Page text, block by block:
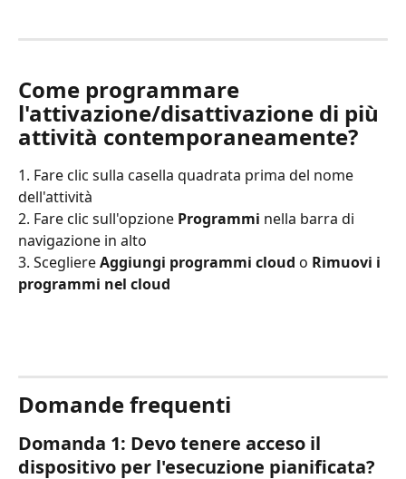
Come programmare
l'attivazione/disattivazione di più
attività contemporaneamente?
1. Fare clic sulla casella quadrata prima del nome
dell'attività
2. Fare clic sull'opzione Programmi nella barra di
navigazione in alto
3. Scegliere Aggiungi programmi cloud o Rimuovi i
programmi nel cloud
Domande frequenti
Domanda 1: Devo tenere acceso il
dispositivo per l'esecuzione pianificata?